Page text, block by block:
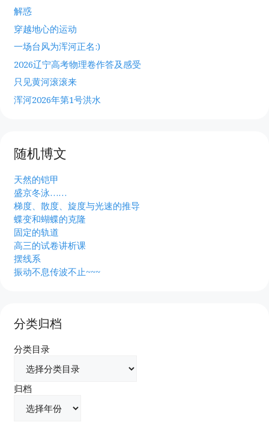
解惑
穿越地心的运动
一场台风为浑河正名:)
2026辽宁高考物理卷作答及感受
只见黄河滚滚来
浑河2026年第1号洪水
随机博文
天然的铠甲
盛京冬泳……
梯度、散度、旋度与光速的推导
蝶变和蝴蝶的克隆
固定的轨道
高三的试卷讲析课
摆线系
振动不息传波不止~~~
分类归档
分类目录
归档